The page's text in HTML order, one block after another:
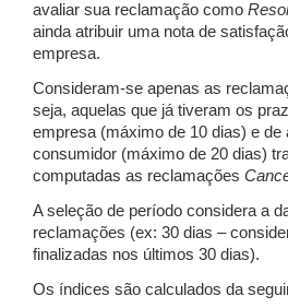
avaliar sua reclamação como
ainda atribuir uma nota de
empresa.
Consideram-se apenas as
seja, aquelas que já tiveram os
empresa (máximo de 10 dias) e de
consumidor (máximo de 20 dias)
computadas as reclamações
A seleção de período considera a
reclamações (ex: 30 dias –
finalizadas nos últimos 30 dias).
Os índices são calculados da